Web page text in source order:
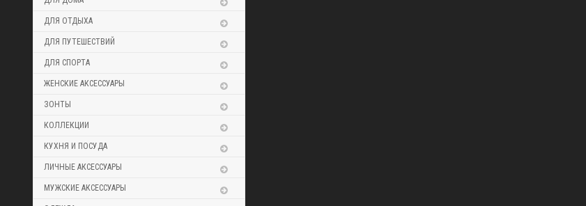
ДЛЯ ОТДЫХА
ДЛЯ ПУТЕШЕСТВИЙ
ДЛЯ СПОРТА
ЖЕНСКИЕ АКСЕССУАРЫ
ЗОНТЫ
КОЛЛЕКЦИИ
КУХНЯ И ПОСУДА
ЛИЧНЫЕ АКСЕССУАРЫ
МУЖСКИЕ АКСЕССУАРЫ